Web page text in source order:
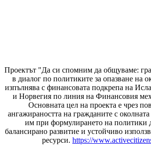
Проектът "Да си спомним да общуваме:
в диалог по политиките за опазване на
изпълнява с финансовата подкрепа на
и Норвегия по линия на Финансовия
Основната цел на проекта е чрез
ангажираността на гражданите с
им при формулирането на политики
балансирано развитие и устойчиво
ресурси. https://